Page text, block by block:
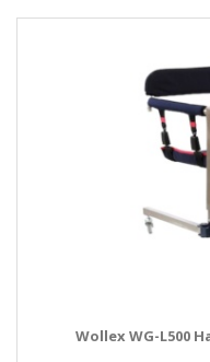
Wollex WG-L500